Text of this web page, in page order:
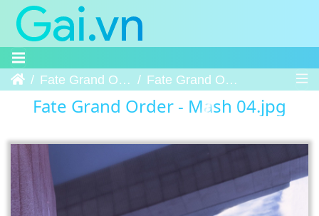
Trang chủFate Grand Order - Mash Fate Grand Order - Mash 04
Fate Grand Order - Mash 04.jpg